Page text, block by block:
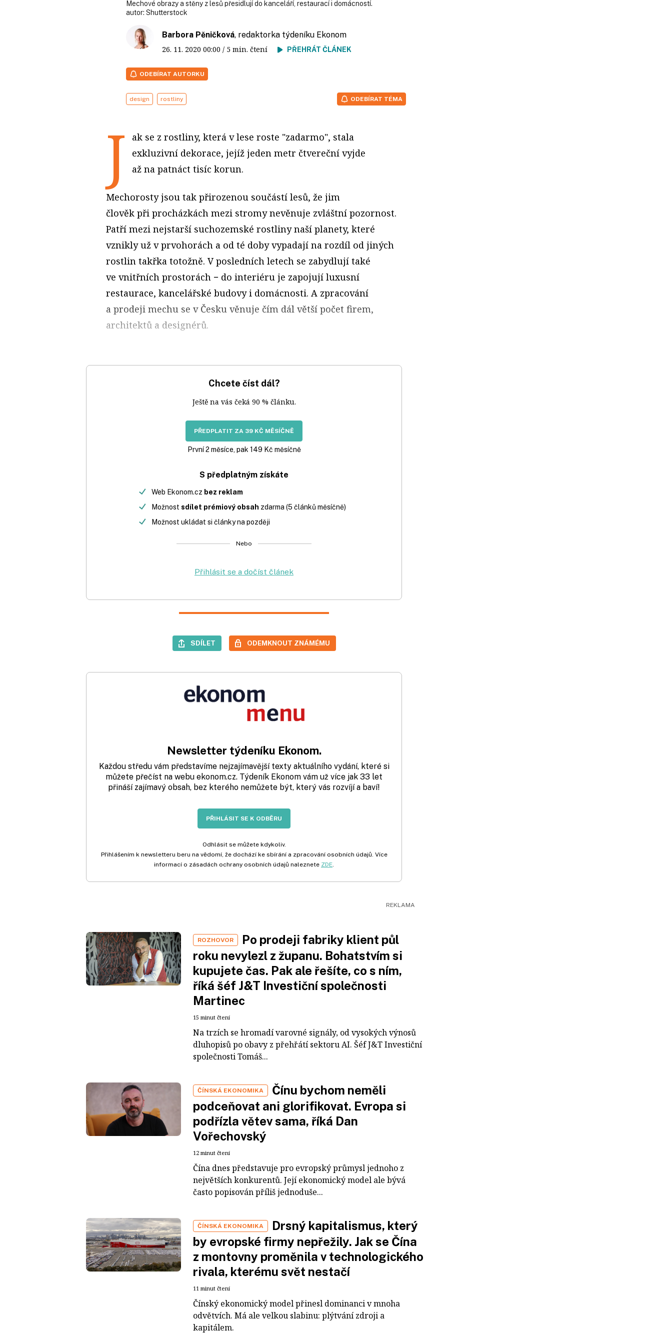
Mechové obrazy a stěny z lesů přesidlují do kanceláří, restaurací i domácností.
autor: Shutterstock
Barbora Pěničková, redaktorka týdeníku Ekonom
26. 11. 2020 00:00 / 5 min. čtení PŘEHRÁT ČLÁNEK
ODEBÍRAT AUTORKU
design rostliny ODEBÍRAT TÉMA
J
ak se z rostliny, která v lese roste "zadarmo", stala
exkluzivní dekorace, jejíž jeden metr čtvereční vyjde
až na patnáct tisíc korun.
Mechorosty jsou tak přirozenou součástí lesů, že jim
člověk při procházkách mezi stromy nevěnuje zvláštní pozornost.
Patří mezi nejstarší suchozemské rostliny naší planety, které
vznikly už v prvohorách a od té doby vypadají na rozdíl od jiných
rostlin takřka totožně. V posledních letech se zabydlují také
ve vnitřních prostorách − do interiéru je zapojují luxusní
restaurace, kancelářské budovy i domácnosti. A zpracování
a prodeji mechu se v Česku věnuje čím dál větší počet firem,
architektů a designérů.
Chcete číst dál?
Ještě na vás čeká 90 % článku.
PŘEDPLATIT ZA 39 KČ MĚSÍČNĚ
První 2 měsíce, pak 149 Kč měsíčně
S předplatným získáte
Web Ekonom.cz bez reklam
Možnost sdílet prémiový obsah zdarma (5 článků měsíčně)
Možnost ukládat si články na později
Nebo
Přihlásit se a dočíst článek
SDÍLET ODEMKNOUT ZNÁMÉMU
Newsletter týdeníku Ekonom.
Každou středu vám představíme nejzajímavější texty aktuálního vydání, které si
můžete přečíst na webu ekonom.cz. Týdeník Ekonom vám už více jak 33 let
přináší zajímavý obsah, bez kterého nemůžete být, který vás rozvíjí a baví!
PŘIHLÁSIT SE K ODBĚRU
Odhlásit se můžete kdykoliv.
Přihlášením k newsletteru beru na vědomí, že dochází ke sbírání a zpracování osobních údajů. Více
informací o zásadách ochrany osobních údajů naleznete ZDE
ROZHOVOR
Po prodeji fabriky klient půl
roku nevylezl z županu. Bohatstvím si
kupujete čas. Pak ale řešíte, co s ním,
říká šéf J&T Investiční společnosti
Martinec
15 minut čtení
Na trzích se hromadí varovné signály, od vysokých výnosů
dluhopisů po obavy z přehřátí sektoru AI. Šéf J&T Investiční
společnosti Tomáš...
ČÍNSKÁ EKONOMIKA
Čínu bychom neměli
podceňovat ani glorifikovat. Evropa si
podřízla větev sama, říká Dan
Vořechovský
12 minut čtení
Čína dnes představuje pro evropský průmysl jednoho z
největších konkurentů. Její ekonomický model ale bývá
často popisován příliš jednoduše...
ČÍNSKÁ EKONOMIKA
Drsný kapitalismus, který
by evropské firmy nepřežily. Jak se Čína
z montovny proměnila v technologického
rivala, kterému svět nestačí
11 minut čtení
Čínský ekonomický model přinesl dominanci v mnoha
odvětvích. Má ale velkou slabinu: plýtvání zdroji a
kapitálem.